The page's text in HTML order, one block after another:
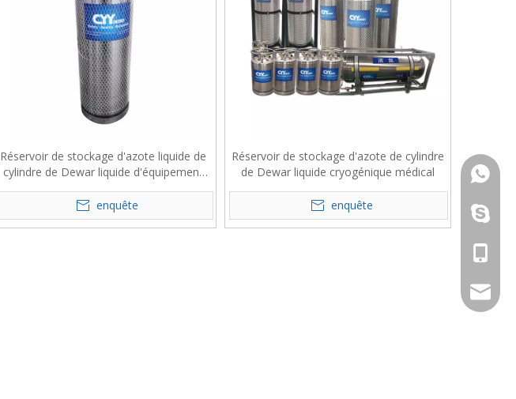
Réservoir de stockage d'azote liquide de
cylindre de Dewar liquide d'équipement
cryogénique médical à bas prix
enquête
Réservoir de stockage d'azote de cylindre
de Dewar liquide cryogénique médical
enquête
+ 86-